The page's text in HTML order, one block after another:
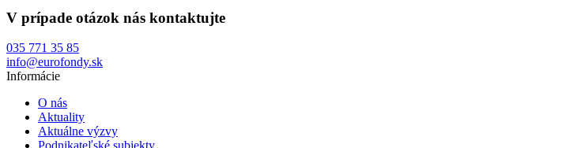
V prípade otázok nás kontaktujte
035 771 35 85
info@eurofondy.sk
Informácie
O nás
Aktuality
Aktuálne výzvy